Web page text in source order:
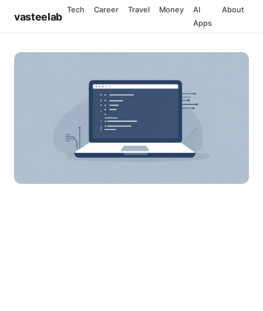
vasteelab
Tech Career Travel Money
AI
Apps
About